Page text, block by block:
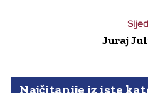
Juraj
Najčitanije iz iste